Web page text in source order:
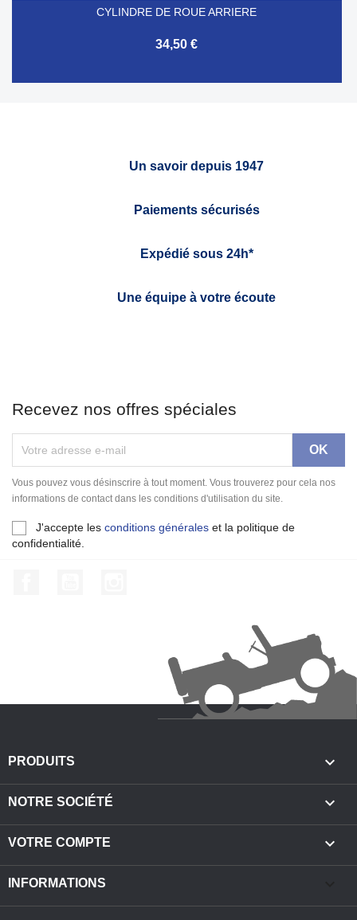
CYLINDRE DE ROUE ARRIERE
34,50 €
Un savoir depuis 1947
Paiements sécurisés
Expédié sous 24h*
Une équipe à votre écoute
Recevez nos offres spéciales
Vous pouvez vous désinscrire à tout moment. Vous trouverez pour cela nos
informations de contact dans les conditions d'utilisation du site.
J'accepte les conditions générales et la politique de
confidentialité.
PRODUITS 
NOTRE SOCIÉTÉ 
VOTRE COMPTE 
INFORMATIONS